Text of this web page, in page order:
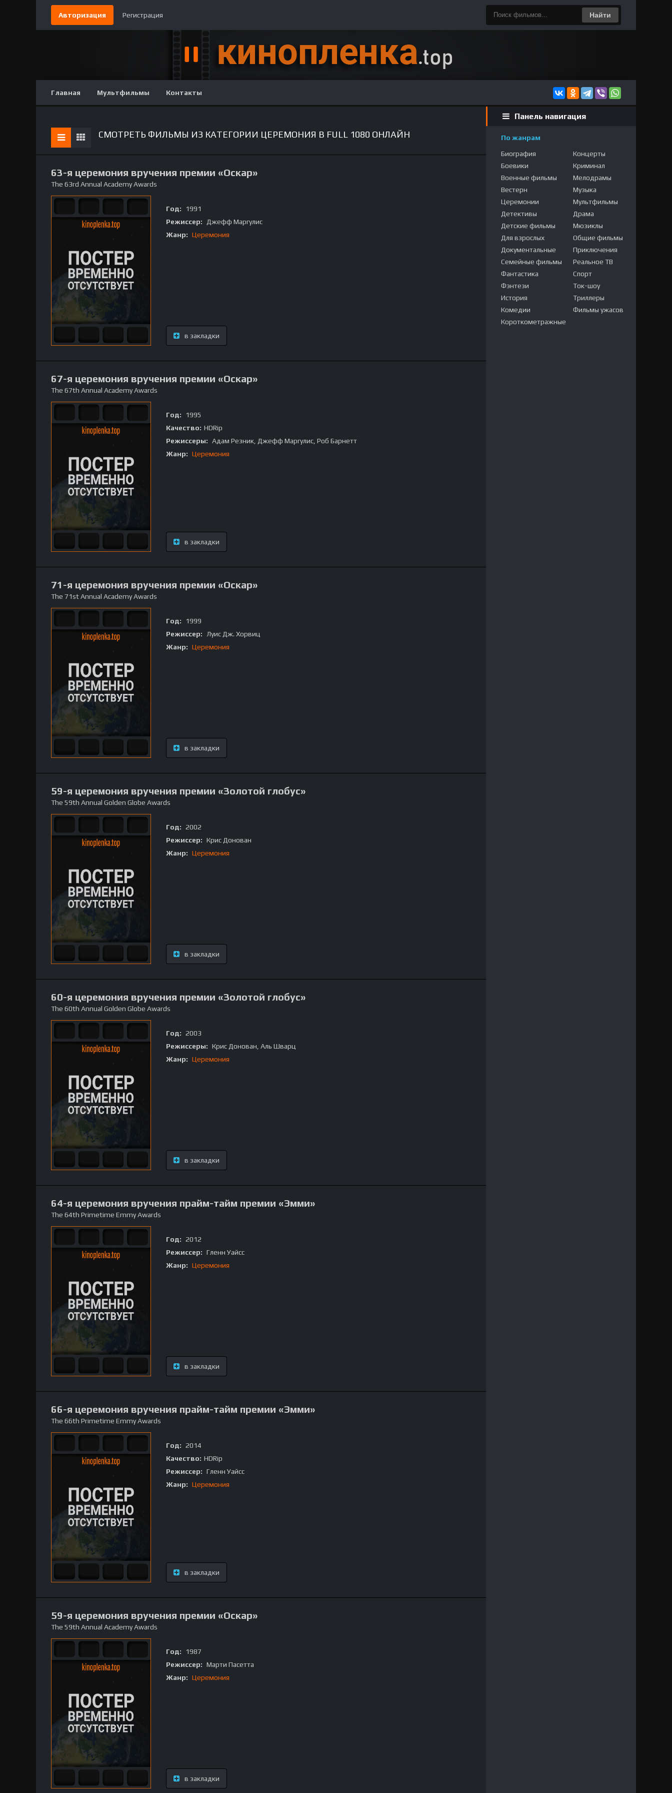
Авторизация Регистрация Найти
Главная Мультфильмы Контакты
СМОТРЕТЬ ФИЛЬМЫ ИЗ КАТЕГОРИИ ЦЕРЕМОНИЯ В FULL 1080 ОНЛАЙН
63-я церемония вручения премии «Оскар»
The 63rd Annual Academy Awards
Год:
1991
Режиссер:
Джефф Маргулис
Жанр: Церемония
в закладки
67-я церемония вручения премии «Оскар»
The 67th Annual Academy Awards
Год:
1995
Качество: HDRip
Режиссеры: Адам Резник, Джефф Маргулис, Роб Барнетт
Жанр: Церемония
в закладки
71-я церемония вручения премии «Оскар»
The 71st Annual Academy Awards
Год:
1999
Режиссер:
Луис Дж. Хорвиц
Жанр: Церемония
в закладки
59-я церемония вручения премии «Золотой глобус»
The 59th Annual Golden Globe Awards
Год: 2002
Режиссер: Крис Донован
Жанр: Церемония
в закладки
60-я церемония вручения премии «Золотой глобус»
The 60th Annual Golden Globe Awards
Год: 2003
Режиссеры: Крис Донован, Аль Шварц
Жанр: Церемония
в закладки
64-я церемония вручения прайм-тайм премии «Эмми»
The 64th Primetime Emmy Awards
Год: 2012
Режиссер: Гленн Уайсс
Жанр: Церемония
в закладки
66-я церемония вручения прайм-тайм премии «Эмми»
The 66th Primetime Emmy Awards
Год: 2014
Качество: HDRip
Режиссер: Гленн Уайсс
Жанр: Церемония
в закладки
59-я церемония вручения премии «Оскар»
The 59th Annual Academy Awards
Год:
1987
Режиссер: Марти Пасетта
Жанр: Церемония
в закладки
Панель навигация
По жанрам
Биография
Боевики
Военные фильмы
Вестерн
Церемонии
Детективы
Детские фильмы
Для взрослых
Документальные
Семейные фильмы
Фантастика
Фэнтези
История
Комедии
Короткометражные
Концерты
Криминал
Мелодрамы
Музыка
Мультфильмы
Драма
Мюзиклы
Общие фильмы
Приключения
Реальное ТВ
Спорт
Ток-шоу
Триллеры
Фильмы ужасов